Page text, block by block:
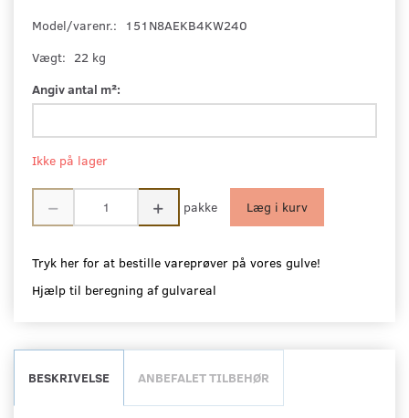
Model/varenr.:
151N8AEKB4KW240
Vægt: 22 kg
Angiv antal m²:
Ikke på lager
pakke Læg i kurv
Tryk her for at bestille vareprøver på vores gulve!
Hjælp til beregning af gulvareal
BESKRIVELSE ANBEFALET TILBEHØR